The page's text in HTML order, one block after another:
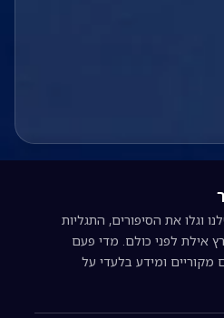
וגלו את הסיפורים, התגליות
אילת לפני כולם. מדי פעם
מקוריים ומידע בלעדי על